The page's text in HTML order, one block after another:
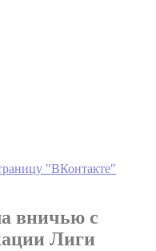
"ВКонтакте"
вничью с
Лиги